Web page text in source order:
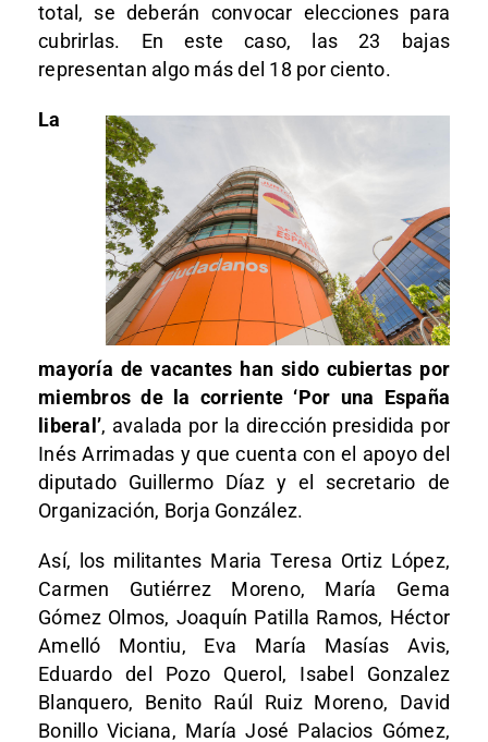
total, se deberán convocar elecciones para
cubrirlas. En este caso, las 23 bajas
representan algo más del 18 por ciento.
La
mayoría de vacantes han sido cubiertas por
miembros de la corriente ‘Por una España
liberal’, avalada por la dirección presidida por
Inés Arrimadas y que cuenta con el apoyo del
diputado Guillermo Díaz y el secretario de
Organización, Borja González.
Así, los militantes Maria Teresa Ortiz López,
Carmen Gutiérrez Moreno, María Gema
Gómez Olmos, Joaquín Patilla Ramos, Héctor
Amelló Montiu, Eva María Masías Avis,
Eduardo del Pozo Querol, Isabel Gonzalez
Blanquero, Benito Raúl Ruiz Moreno, David
Bonillo Viciana, María José Palacios Gómez,